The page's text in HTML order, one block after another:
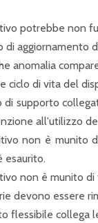
potrebbe non
di aggiornamento
anomalia
ciclo di vita del
di supporto
all'utilizzo
non è munito
esaurito.
non è munito
devono essere
flessibile collega